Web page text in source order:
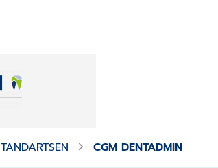
TANDARTSEN CGM DENTADMIN